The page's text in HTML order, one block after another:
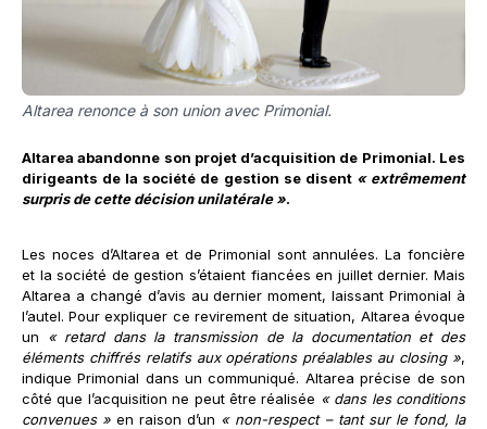
Altarea renonce à son union avec Primonial.
Altarea abandonne son projet d’acquisition de Primonial. Les
dirigeants de la société de gestion se disent « extrêmement
surpris de cette décision unilatérale ».
Les noces d’Altarea et de Primonial sont annulées. La foncière
et la société de gestion s’étaient fiancées en juillet dernier. Mais
Altarea a changé d’avis au dernier moment, laissant Primonial à
l’autel. Pour expliquer ce revirement de situation, Altarea évoque
un « retard dans la transmission de la documentation et des
éléments chiffrés relatifs aux opérations préalables au closing »,
indique Primonial dans un communiqué. Altarea précise de son
côté que l’acquisition ne peut être réalisée « dans les conditions
convenues »en raison d’un « non-respect – tant sur le fond, la